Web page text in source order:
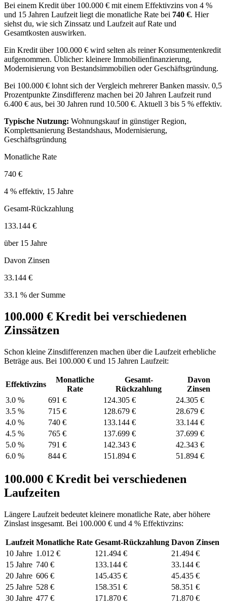
Bei einem Kredit über 100.000 € mit einem Effektivzins von 4 %
und 15 Jahren Laufzeit liegt die monatliche Rate bei 740 €. Hier
siehst du, wie sich Zinssatz und Laufzeit auf Rate und
Gesamtkosten auswirken.
Ein Kredit über 100.000 € wird selten als reiner Konsumentenkredit
aufgenommen. Üblicher: kleinere Immobilienfinanzierung,
Modernisierung von Bestandsimmobilien oder Geschäftsgründung.
Bei 100.000 € lohnt sich der Vergleich mehrerer Banken massiv. 0,5
Prozentpunkte Zinsdifferenz machen bei 20 Jahren Laufzeit rund
6.400 € aus, bei 30 Jahren rund 10.500 €. Aktuell 3 bis 5 % effektiv.
Typische Nutzung: Wohnungskauf in günstiger Region,
Komplettsanierung Bestandshaus, Modernisierung,
Geschäftsgründung
Monatliche Rate
740 €
4 % effektiv, 15 Jahre
Gesamt-Rückzahlung
133.144 €
über 15 Jahre
Davon Zinsen
33.144 €
33.1 % der Summe
100.000 € Kredit bei verschiedenen
Zinssätzen
Schon kleine Zinsdifferenzen machen über die Laufzeit erhebliche
Beträge aus. Bei 100.000 € und 15 Jahren Laufzeit:
Effektivzins
Monatliche
Rate
Gesamt-
Rückzahlung
Davon
Zinsen
3.0 % 691 € 124.305 €
24.305 €
3.5 % 715 € 128.679 €
28.679 €
4.0 % 740 € 133.144 €
33.144 €
4.5 % 765 € 137.699 €
37.699 €
5.0 % 791 € 142.343 €
42.343 €
6.0 % 844 € 151.894 € 51.894 €
100.000 € Kredit bei verschiedenen
Laufzeiten
Längere Laufzeit bedeutet kleinere monatliche Rate, aber höhere
Zinslast insgesamt. Bei 100.000 € und 4 % Effektivzins:
Laufzeit Monatliche Rate Gesamt-Rückzahlung Davon Zinsen
10 Jahre 1.012 € 121.494 €
21.494 €
15 Jahre 740 € 133.144 €
33.144 €
20 Jahre 606 € 145.435 €
45.435 €
25 Jahre 528 € 158.351 €
58.351 €
30 Jahre 477 € 171.870 € 71.870 €